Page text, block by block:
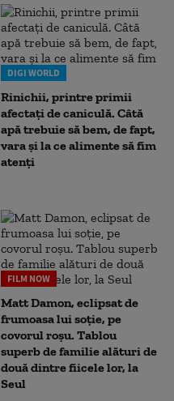
DIGI WORLD
Rinichii, printre primii
afectați de caniculă. Câtă
apă trebuie să bem, de fapt,
vara și la ce alimente să fim
atenți
FILM NOW
Matt Damon, eclipsat de
frumoasa lui soție, pe
covorul roșu. Tablou
superb de familie alături de
două dintre fiicele lor, la
Seul